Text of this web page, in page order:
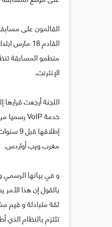
القائمون على
منطمو المسابقة
الإنترنت.
اللجنة أرجعت
مغرب ويب أواردس.
و في بيانها
بالقول إن هذا
ثقة متبادلة و قيم
تلتزم بالنظام الذي